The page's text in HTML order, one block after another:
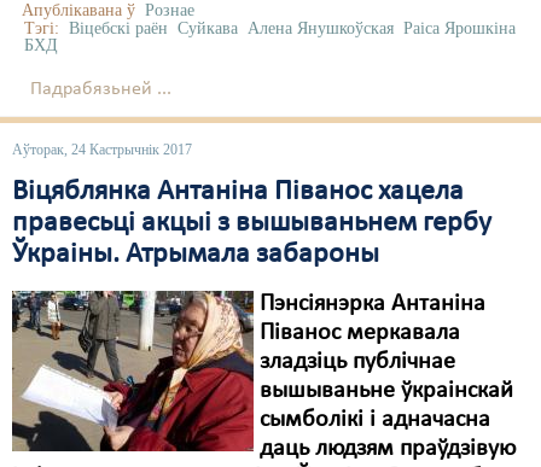
Апублікавана ў Рознае
Тэгі: Віцебскі раён Суйкава Алена Янушкоўская Раіса Ярошкіна
БХД
Падрабязьней ...
Аўторак, 24 Кастрычнік 2017
Віцяблянка Антаніна Піванос хацела
правесьці акцыі з вышываньнем гербу
Ўкраіны. Атрымала забароны
Пэнсіянэрка Антаніна
Піванос меркавала
зладзіць публічнае
вышываньне ўкраінскай
сымболікі і адначасна
даць людзям праўдзівую